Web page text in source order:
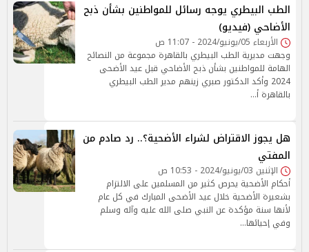
الطب البيطري يوجه رسائل للمواطنين بشأن ذبح
الأضاحي (فيديو)
الأربعاء 05/يونيو/2024 - 11:07 ص
وجهت مديرية الطب البيطري بالقاهرة مجموعة من النصائح
الهامة للمواطنين بشأن ذبح الأضاحي قبل عيد الأضحى
2024 وأكد الدكتور صبري زينهم مدير الطب البيطري
بالقاهرة أ…
هل يجوز الاقتراض لشراء الأضحية؟.. رد صادم من
المفتي
الإثنين 03/يونيو/2024 - 10:53 ص
أحكام الأضحية يحرص كثير من المسلمين على الالتزام
بشعيرة الأضحية خلال عيد الأضحى المبارك في كل عام
لأنها سنة مؤكدة عن النبي صلى الله عليه وآله وسلم
وفي إحيائها…